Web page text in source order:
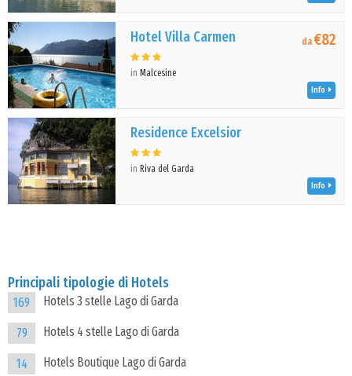
Hotel Villa Carmen
in Malcesine
da€82
Info
Residence Excelsior
in Riva del Garda
Info
Principali tipologie di Hotels
169 Hotels 3 stelle Lago di Garda
79 Hotels 4 stelle Lago di Garda
14 Hotels Boutique Lago di Garda